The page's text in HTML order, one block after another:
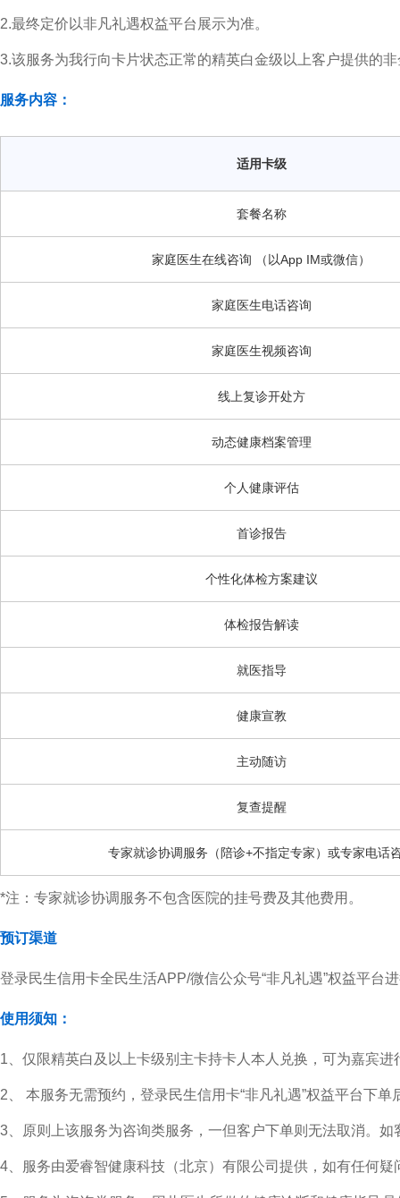
2.最终定价以非凡礼遇权益平台展示为准。
3.该服务为我行向卡片状态正常的精英白金级以上客户提供的
服务内容：
适用卡级
套餐名称
家庭医生在线咨询 （以App IM或微信）
家庭医生电话咨询
家庭医生视频咨询
线上复诊开处方
动态健康档案管理
个人健康评估
首诊报告
个性化体检方案建议
体检报告解读
就医指导
健康宣教
主动随访
复查提醒
专家就诊协调服务（陪诊+不指定专家）或专家电话
*注：专家就诊协调服务不包含医院的挂号费及其他费用。
预订渠道
登录民生信用卡全民生活APP/微信公众号“非凡礼遇”权益平台
使用须知：
1、仅限精英白及以上卡级别主卡持卡人本人兑换，可为嘉宾
2、 本服务无需预约，登录民生信用卡“非凡礼遇”权益平台下
3、原则上该服务为咨询类服务，一但客户下单则无法取消。
4、服务由爱睿智健康科技（北京）有限公司提供，如有任何